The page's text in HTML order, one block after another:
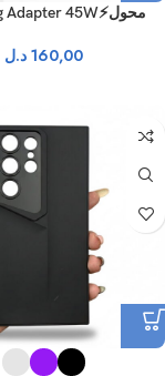
محول⚡Samsung Adapter 45W
160,00 د.ل